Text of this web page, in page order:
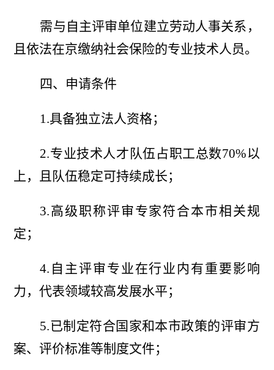
需与自主评审单位建立劳动人事关系，
且依法在京缴纳社会保险的专业技术人员。
四、申请条件
1.具备独立法人资格；
2.专业技术人才队伍占职工总数70%以
上，且队伍稳定可持续成长；
3.高级职称评审专家符合本市相关规
定；
4.自主评审专业在行业内有重要影响
力，代表领域较高发展水平；
5.已制定符合国家和本市政策的评审方
案、评价标准等制度文件；